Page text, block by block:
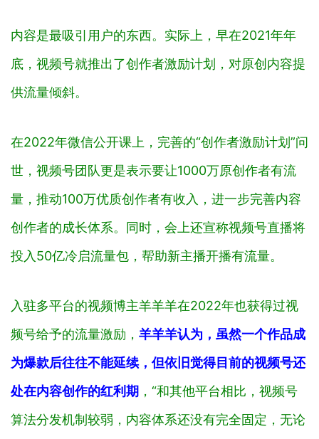
内容是最吸引用户的东西。实际上，早在2021年年
底，视频号就推出了创作者激励计划，对原创内容提
供流量倾斜。
在2022年微信公开课上，完善的“创作者激励计划”问
世，视频号团队更是表示要让1000万原创作者有流
量，推动100万优质创作者有收入，进一步完善内容
创作者的成长体系。同时，会上还宣称视频号直播将
投入50亿冷启流量包，帮助新主播开播有流量。
入驻多平台的视频博主羊羊羊在2022年也获得过视
频号给予的流量激励， 羊羊羊认为，虽然一个作品成
为爆款后往往不能延续，但依旧觉得目前的视频号还
处在内容创作的红利期 ，“和其他平台相比，视频号
算法分发机制较弱，内容体系还没有完全固定，无论